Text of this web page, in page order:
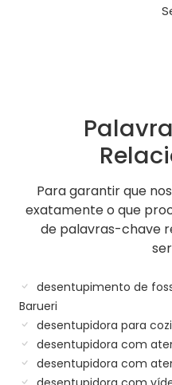
Para garantir que
exatamente o que
de palavras-chave
desentupimento de
Barueri
desentupidora para
desentupidora com
desentupidora com